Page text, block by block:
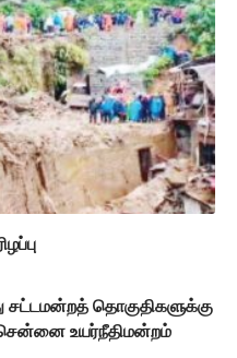
சட்டமன்றத் தொகுதிகளுக்கு
உயர்நீதிமன்றம்